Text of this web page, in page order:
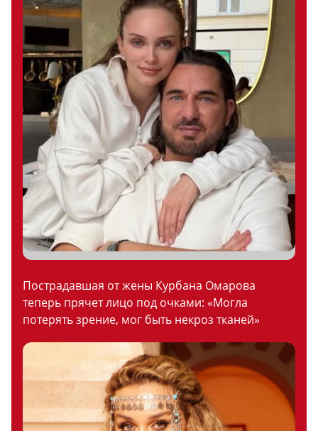
Пострадавшая от жены Курбана Омарова
теперь прячет лицо под очками: «Могла
потерять зрение, мог быть некроз тканей»